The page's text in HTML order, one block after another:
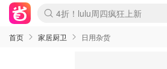
Boticinal 夏促开抢！
4折！lulu周四疯狂上新
还没结束！&OtherStories大促
Joybuy变相75折 随时失效
速领！Stanley独家85折
疑似霸哥！Camper额外叠85折
Zalando 奥莱闪促！每日更新
Moncler反季囤！5折起+叠9折
Coach Brooklyn仅€192
首页 家居厨卫 日用杂货